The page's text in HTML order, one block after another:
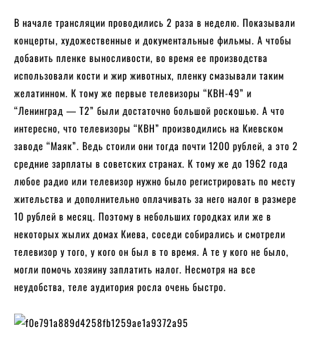
В начале трансляции проводились 2 раза в неделю. Показывали
концерты, художественные и документальные фильмы. А чтобы
добавить пленке выносливости, во время ее производства
использовали кости и жир животных, пленку смазывали таким
желатинном. К тому же первые телевизоры “КВН-49” и
“Ленинград — Т2” были достаточно большой роскошью. А что
интересно, что телевизоры “КВН” производились на Киевском
заводе “Маяк”. Ведь стоили они тогда почти 1200 рублей, а это 2
средние зарплаты в советских странах. К тому же до 1962 года
любое радио или телевизор нужно было регистрировать по месту
жительства и дополнительно оплачивать за него налог в размере
10 рублей в месяц. Поэтому в небольших городках или же в
некоторых жылих домах Киева, соседи собирались и смотрели
телевизор у того, у кого он был в то время. А те у кого не было,
могли помочь хозяину заплатить налог. Несмотря на все
неудобства, теле аудитория росла очень быстро.